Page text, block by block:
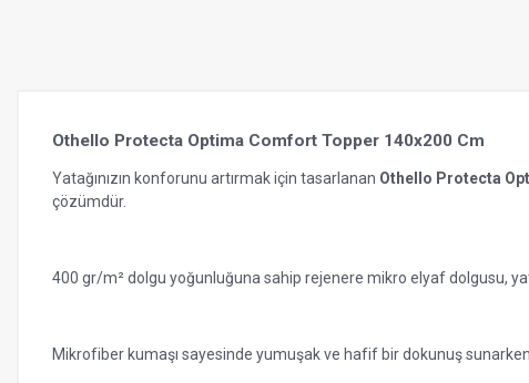
Othello Protecta Optima Comfort Topper 140x200 Cm
Yatağınızın konforunu artırmak için tasarlanan Othello Protecta
çözümdür.
400 gr/m² dolgu yoğunluğuna sahip rejenere mikro elyaf dolgusu,
Mikrofiber kumaşı sayesinde yumuşak ve hafif bir dokunuş